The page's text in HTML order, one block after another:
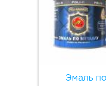
Эмаль